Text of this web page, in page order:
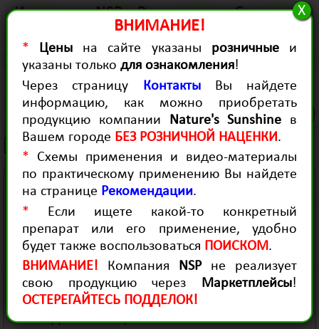
История NSP в России
Статьи
Для Здоровья
Контакты
Диагностика Рекомендации
(0)
5178 руб.
Продукция для здоровья
Cordyceps
(Кордицепс, 90 капсул)
- Это мощнейший антиоксидант, адаптоген
и иммуностимулятор.
- Является природным иммунокорректором,
оказывает гармонизирующее действие на
разные уровни иммунитета, применяется
как при аутоиммунных состояниях
(гипериммунных), так и при гипоиммунных.
- Обладает бактериостатическим и
ВНИМАНИЕ!
* Цены на сайте указаны розничныеи
указаны толькодля ознакомления!
Через страницу КонтактыВы найдете
информацию, как можно приобретать
продукцию компании Nature's Sunshine в
Вашем городе БЕЗ РОЗНИЧНОЙ НАЦЕНКИ.
* Схемы применения и видео-материалы
по практическому применению Вы найдете
на странице Рекомендации.
* Если ищете какой-то конкретный
препарат или его применение, удобно
будет также воспользоваться ПОИСКОМ.
ВНИМАНИЕ! Компания NSPне реализует
свою продукцию через Маркетплейсы!
ОСТЕРЕГАЙТЕСЬ ПОДДЕЛОК!
X